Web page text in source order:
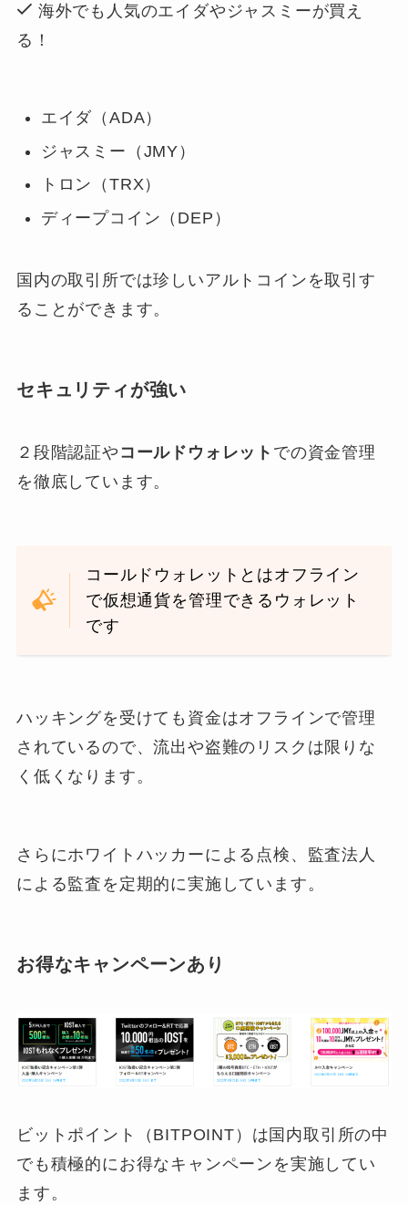
海外でも人気のエイダやジャスミーが買え
る！
エイダ（ADA）
ジャスミー（JMY）
トロン（TRX）
ディープコイン（DEP）
国内の取引所では珍しいアルトコインを取引す
ることができます。
セキュリティが強い
２段階認証や コールドウォレット での資金管理
を徹底しています。
コールドウォレットとはオフライン
で仮想通貨を管理できるウォレット
です
ハッキングを受けても資金はオフラインで管理
されているので、流出や盗難のリスクは限りな
く低くなります。
さらにホワイトハッカーによる点検、監査法人
による監査を定期的に実施しています。
お得なキャンペーンあり
ビットポイント（BITPOINT）は国内取引所の中
でも積極的にお得なキャンペーンを実施してい
ます。